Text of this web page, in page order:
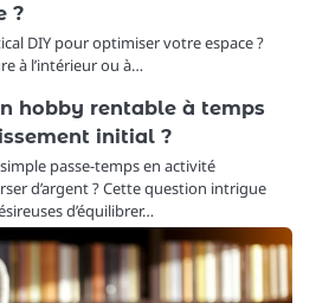
?
DIY pour optimiser votre espace ?
à l’intérieur ou à…
hobby rentable à temps
initial ?
passe-temps en activité
d’argent ? Cette question intrigue
d’équilibrer…